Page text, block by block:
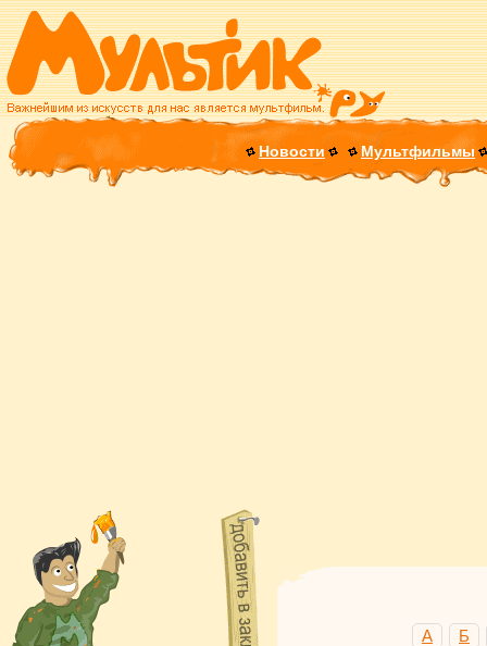
Новости Мультфильмы
А
Б